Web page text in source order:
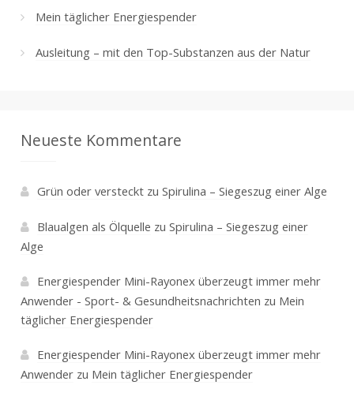
Mein täglicher Energiespender
Ausleitung – mit den Top-Substanzen aus der Natur
Neueste Kommentare
Grün oder verstecktzu Spirulina – Siegeszug einer Alge
Blaualgen als Ölquelle zu Spirulina – Siegeszug einer
Alge
Energiespender Mini-Rayonex überzeugt immer mehr
Anwender - Sport- & Gesundheitsnachrichten zu Mein
täglicher Energiespender
Energiespender Mini-Rayonex überzeugt immer mehr
Anwenderzu Mein täglicher Energiespender